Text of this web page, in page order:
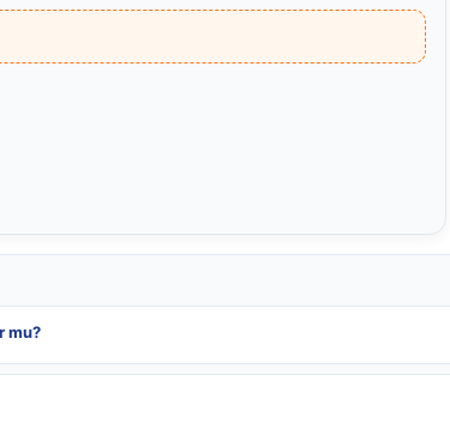
mu?